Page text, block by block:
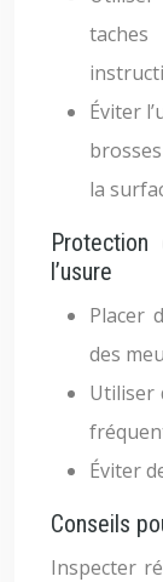
Éviter
la
l’usure
Placer
des
Utiliser
Éviter
Conseils
Inspecter